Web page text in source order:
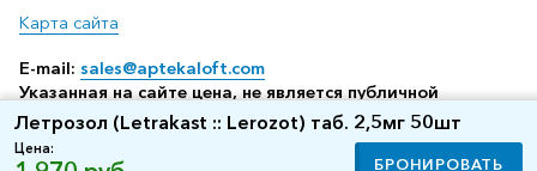
Летрозол (Letrakast :: Lerozot) таб. 2,5мг 50шт
Цена:
БРОНИРОВАТЬ
Карта сайта
E-mail: sales@aptekaloft.com
Указанная на сайте цена, не является публичной
офертой, а всего лишь отображает среднюю стоимость
посредством бронирования в аптеке (по данным нашего
сервиса резервирования)